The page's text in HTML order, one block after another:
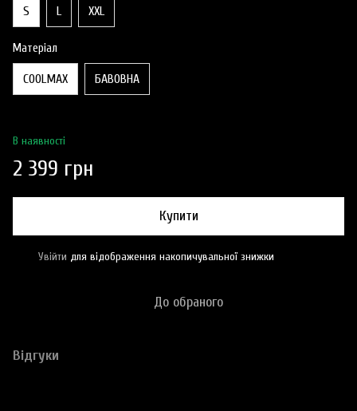
S L XXL
Матеріал
COOLMAX БАВОВНА
В наявності
2 399 грн
Купити
Увійти для відображення накопичувальної знижки
До обраного
Відгуки